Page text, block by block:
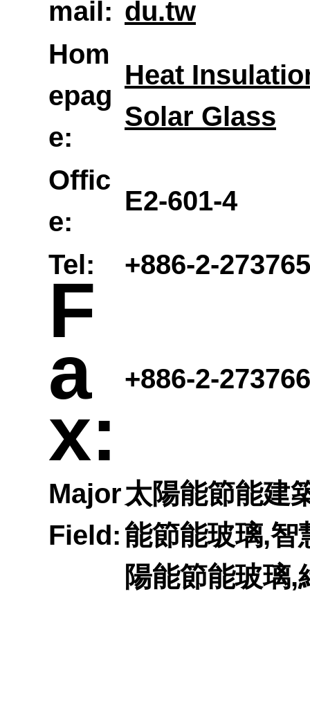
工
認證
試
結
師
材
師
碩
文
向
專
分
表
開
申
獎
專區
系
招
榜
公告
mail: du.tw
Hom
epag
e:
Heat
Solar Glass
Offic
e:
E2-601-4
Tel: +886-2-
F
a
x:
+886-2-
Major
Field:
太陽能節能建
能節能玻璃,智
陽能節能玻璃,